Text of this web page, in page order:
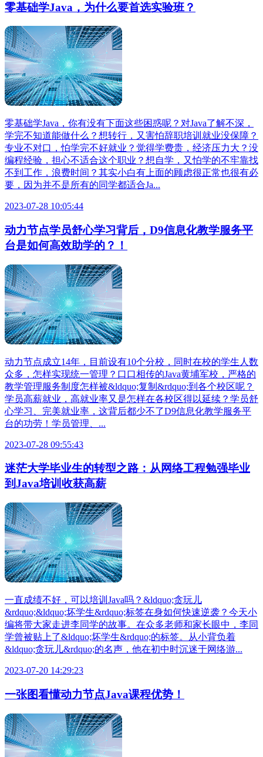
零基础学Java，为什么要首选实验班？
零基础学Java，你有没有下面这些困惑呢？对Java了解不深，
学完不知道能做什么？想转行，又害怕辞职培训就业没保障？
专业不对口，怕学完不好就业？觉得学费贵，经济压力大？没
编程经验，担心不适合这个职业？想自学，又怕学的不牢靠找
不到工作，浪费时间？其实小白有上面的顾虑很正常也很有必
要，因为并不是所有的同学都适合Ja...
2023-07-28 10:05:44
动力节点学员舒心学习背后，D9信息化教学服务平
台是如何高效助学的？！
动力节点成立14年，目前设有10个分校，同时在校的学生人数
众多，怎样实现统一管理？口口相传的Java黄埔军校，严格的
教学管理服务制度怎样被&ldquo;复制&rdquo;到各个校区呢？
学员高薪就业，高就业率又是怎样在各校区得以延续？学员舒
心学习、完美就业率，这背后都少不了D9信息化教学服务平
台的功劳！学员管理、...
2023-07-28 09:55:43
迷茫大学毕业生的转型之路：从网络工程勉强毕业
到Java培训收获高薪
一直成绩不好，可以培训Java吗？&ldquo;贪玩儿
&rdquo;&ldquo;坏学生&rdquo;标签在身如何快速逆袭？今天小
编将带大家走进李同学的故事。在众多老师和家长眼中，李同
学曾被贴上了&ldquo;坏学生&rdquo;的标签。从小背负着
&ldquo;贪玩儿&rdquo;的名声，他在初中时沉迷于网络游...
2023-07-20 14:29:23
一张图看懂动力节点Java课程优势！